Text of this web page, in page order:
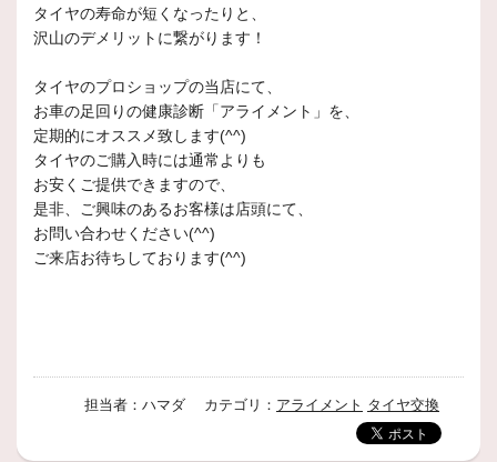
タイヤの寿命が短くなったりと、
沢山のデメリットに繋がります！
タイヤのプロショップの当店にて、
お車の足回りの健康診断「アライメント」を、
定期的にオススメ致します(^^)
タイヤのご購入時には通常よりも
お安くご提供できますので、
是非、ご興味のあるお客様は店頭にて、
お問い合わせください(^^)
ご来店お待ちしております(^^)
担当者：ハマダ カテゴリ： アライメント タイヤ交換